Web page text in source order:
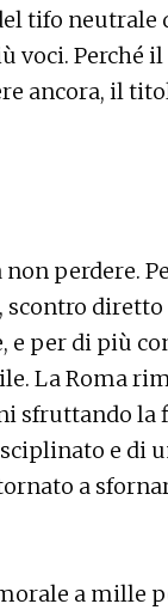
tifo
voci. Perché
ancora, il
non perdere.
scontro
e per di più
La Roma
sfruttando
e di
a
a mille